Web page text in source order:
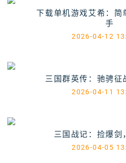
下载单机游戏艾希：简
手
2026-04-12
三国群英传：驰骋征
2026-04-11
三国战记：捡爆剑
2026-04-05